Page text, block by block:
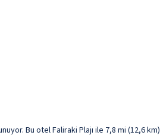
Bu otel Faliraki Plajı ile 7,8 mi (12,6